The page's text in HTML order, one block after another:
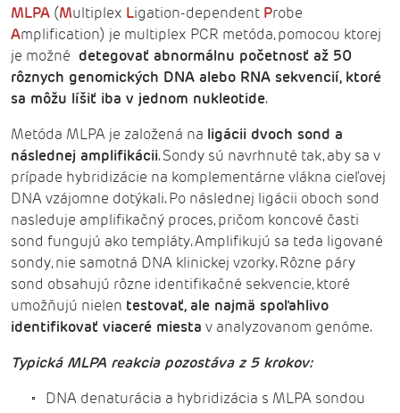
MLPA (Multiplex Ligation-dependent Probe
Amplification) je multiplex PCR metóda, pomocou ktorej
je možné detegovať abnormálnu početnosť až 50
rôznych genomických DNA alebo RNA sekvencií, ktoré
sa môžu líšiť iba v jednom nukleotide.
Metóda MLPA je založená na ligácii dvoch sond a
následnej amplifikácii. Sondy sú navrhnuté tak, aby sa v
prípade hybridizácie na komplementárne vlákna cieľovej
DNA vzájomne dotýkali. Po následnej ligácii oboch sond
nasleduje amplifikačný proces, pričom koncové časti
sond fungujú ako templáty. Amplifikujú sa teda ligované
sondy, nie samotná DNA klinickej vzorky. Rôzne páry
sond obsahujú rôzne identifikačné sekvencie, ktoré
umožňujú nielen testovať, ale najmä spoľahlivo
identifikovať viaceré miesta v analyzovanom genóme.
Typická MLPA reakcia pozostáva z 5 krokov:
DNA denaturácia a hybridizácia s MLPA sondou